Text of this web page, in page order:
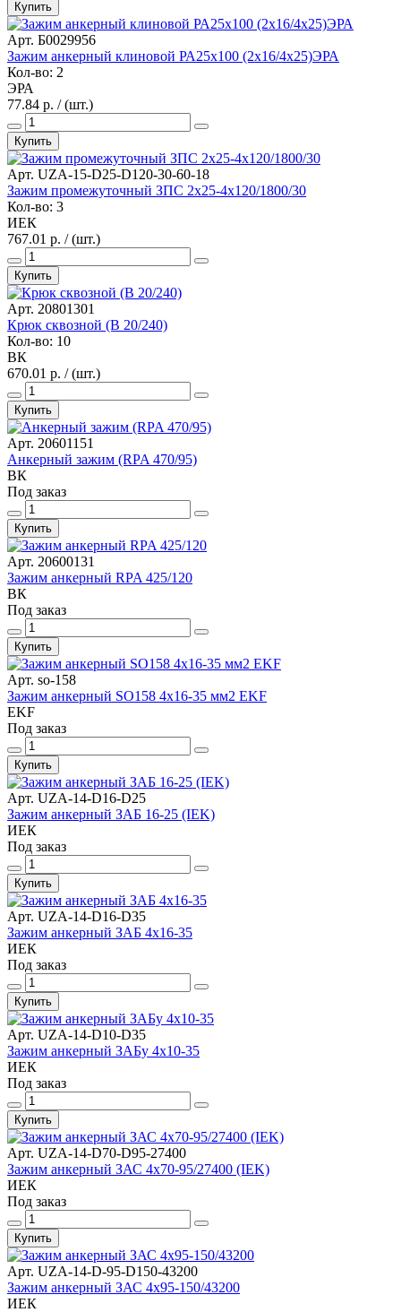
Купить
Арт. Б0029956
Зажим анкерный клиновой РА25x100 (2х16/4х25)ЭРА
Кол-во: 2
ЭРА
77.84 р. / (шт.)
Купить
Арт. UZA-15-D25-D120-30-60-18
Зажим промежуточный ЗПС 2х25-4х120/1800/30
Кол-во: 3
ИЕК
767.01 р. / (шт.)
Купить
Арт. 20801301
Крюк сквозной (В 20/240)
Кол-во: 10
ВК
670.01 р. / (шт.)
Купить
Арт. 20601151
Анкерный зажим (RPA 470/95)
ВК
Под заказ
Купить
Арт. 20600131
Зажим анкерный RPA 425/120
ВК
Под заказ
Купить
Арт. so-158
Зажим анкерный SO158 4x16-35 мм2 EKF
EKF
Под заказ
Купить
Арт. UZA-14-D16-D25
Зажим анкерный ЗАБ 16-25 (IEK)
ИЕК
Под заказ
Купить
Арт. UZA-14-D16-D35
Зажим анкерный ЗАБ 4х16-35
ИЕК
Под заказ
Купить
Арт. UZA-14-D10-D35
Зажим анкерный ЗАБу 4х10-35
ИЕК
Под заказ
Купить
Арт. UZA-14-D70-D95-27400
Зажим анкерный ЗАС 4х70-95/27400 (IEK)
ИЕК
Под заказ
Купить
Арт. UZA-14-D-95-D150-43200
Зажим анкерный ЗАС 4х95-150/43200
ИЕК